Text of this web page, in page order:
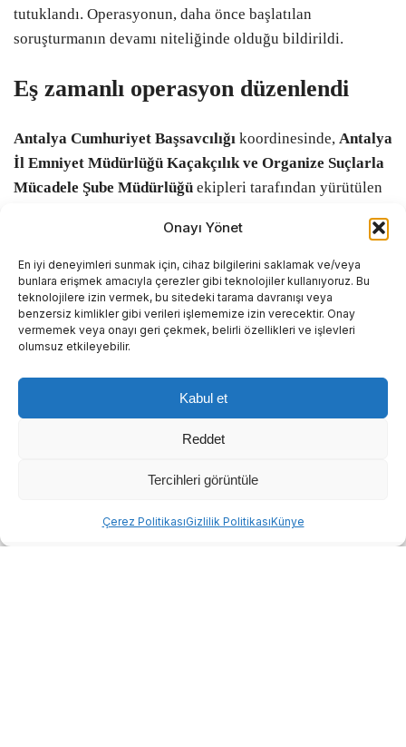
Onayı Yönet
En iyi deneyimleri sunmak için, cihaz bilgilerini saklamak ve/veya
bunlara erişmek amacıyla çerezler gibi teknolojiler kullanıyoruz. Bu
teknolojilere izin vermek, bu sitedeki tarama davranışı veya
benzersiz kimlikler gibi verileri işlememize izin verecektir. Onay
vermemek veya onayı geri çekmek, belirli özellikleri ve işlevleri
olumsuz etkileyebilir.
Kabul et
Reddet
Tercihleri görüntüle
Çerez PolitikasıGizlilik PolitikasıKünye
tutuklandı. Operasyonun, daha önce başlatılan
soruşturmanın devamı niteliğinde olduğu bildirildi.
Eş zamanlı operasyon düzenlendi
Antalya Cumhuriyet Başsavcılığı koordinesinde, Antalya
İl Emniyet Müdürlüğü Kaçakçılık ve Organize Suçlarla
Mücadele Şube Müdürlüğü ekipleri tarafından yürütülen
Operasyonda S.A., C.T., S.S., G.Ü., D.Ö., K.B.K., E.B., C.Ş.
ve E.G.T.gözaltına alınırken, adreslerde yapılan
aramalarda çok sayıda dijital materyale de el konuldu.
6 şüpheli tutuklandı
Emniyetteki işlemlerinin ardından adliyeye sevk edilen
Sorumlusu C.T., D.Ö., K.B.K., E.B.ve